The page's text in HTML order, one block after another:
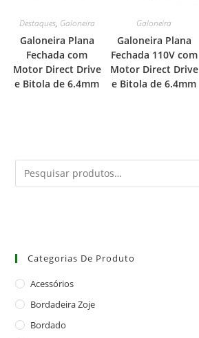
Destaques, Galoneira
Galoneira Plana
Fechada com
Motor Direct Drive
e Bitola de 6.4mm
Galoneira
Galoneira Plana
Fechada 110V com
Motor Direct Drive
e Bitola de 6.4mm
Categorias De Produto
Acessórios
Bordadeira Zoje
Bordado